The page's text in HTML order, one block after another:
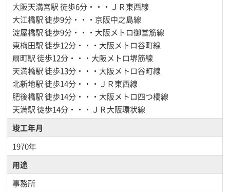
大阪天満宮駅徒歩6分・・・ＪＲ東西線
大江橋駅徒歩9分・・・京阪中之島線
淀屋橋駅徒歩9分・・・大阪メトロ御堂筋線
東梅田駅徒歩12分・・・大阪メトロ谷町線
扇町駅徒歩12分・・・大阪メトロ堺筋線
天満橋駅徒歩13分・・・大阪メトロ谷町線
北新地駅徒歩14分・・・ＪＲ東西線
肥後橋駅徒歩14分・・・大阪メトロ四つ橋線
天満駅徒歩14分・・・ＪＲ大阪環状線
竣工年月
1970年
用途
事務所